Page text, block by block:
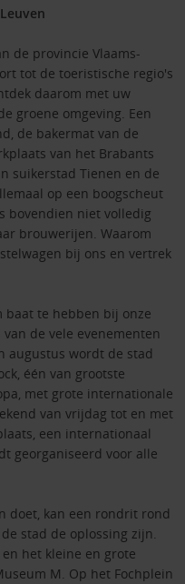
de provincie Vlaams-
tot de toeristische regio's
daarom met uw
groene omgeving. Een
de bakermat van de
van het Brabants
suikerstad Tienen en de
op een boogscheut
bovendien niet volledig
brouwerijen. Waarom
bij ons en vertrek
baat te hebben bij onze
de vele evenementen
augustus wordt de stad
één van grootste
met grote internationale
van vrijdag tot en met
een internationaal
georganiseerd voor alle
doet, kan een rondrit rond
stad de oplossing zijn.
het kleine en grote
M. Op het Fochplein